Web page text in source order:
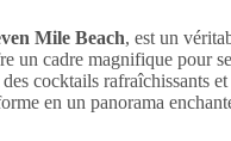
Mile Beach, est un
un cadre magnifique pour
cocktails rafraîchissants
en un panorama